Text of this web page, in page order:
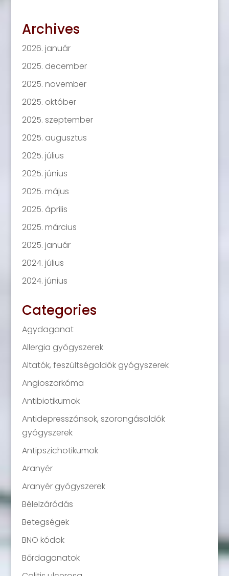
Archives
2026. január
2025. december
2025. november
2025. október
2025. szeptember
2025. augusztus
2025. július
2025. június
2025. május
2025. április
2025. március
2025. január
2024. július
2024. június
Categories
Agydaganat
Allergia gyógyszerek
Altatók, feszültségoldók gyógyszerek
Angioszarkóma
Antibiotikumok
Antidepresszánsok, szorongásoldók
gyógyszerek
Antipszichotikumok
Aranyér
Aranyér gyógyszerek
Bélelzáródás
Betegségek
BNO kódok
Bőrdaganatok